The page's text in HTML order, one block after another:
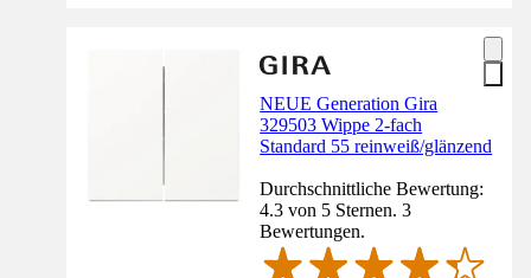
NEUE Generation Gira
329503 Wippe 2-fach
Standard 55 reinweiß/glänzend
Durchschnittliche Bewertung:
4.3 von 5 Sternen. 3
Bewertungen.